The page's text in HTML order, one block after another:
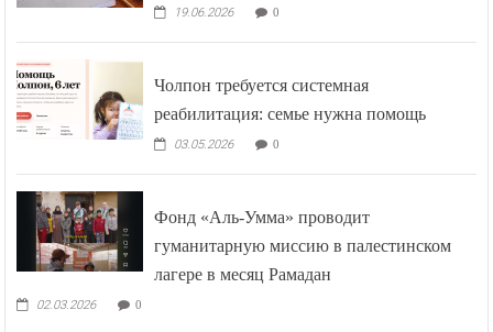
19.06.2026 0
Чолпон требуется системная
реабилитация: семье нужна помощь
03.05.2026 0
Фонд «Аль-Умма» проводит
гуманитарную миссию в палестинском
лагере в месяц Рамадан
02.03.2026 0